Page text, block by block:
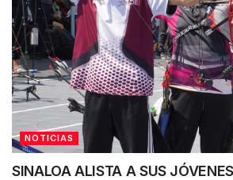
NOTICIAS
SINALOA ALISTA A SUS